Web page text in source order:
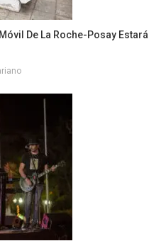
De La Roche-Posay Estará